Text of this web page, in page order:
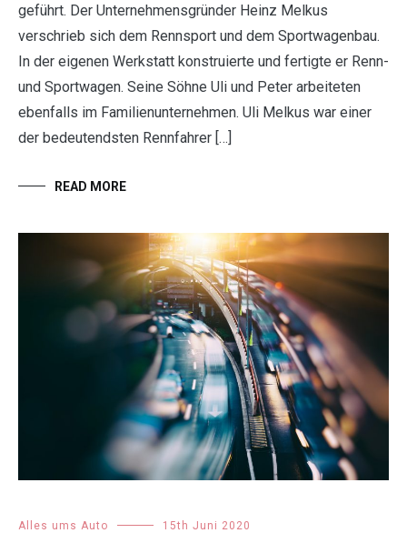
geführt. Der Unternehmensgründer Heinz Melkus
verschrieb sich dem Rennsport und dem Sportwagenbau.
In der eigenen Werkstatt konstruierte und fertigte er Renn-
und Sportwagen. Seine Söhne Uli und Peter arbeiteten
ebenfalls im Familienunternehmen. Uli Melkus war einer
der bedeutendsten Rennfahrer […]
READ MORE
Alles ums Auto 15th Juni 2020